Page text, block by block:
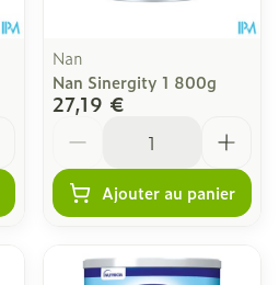
Nan
Nan Sinergity 1 800g
27,19 €
Ajouter au panier